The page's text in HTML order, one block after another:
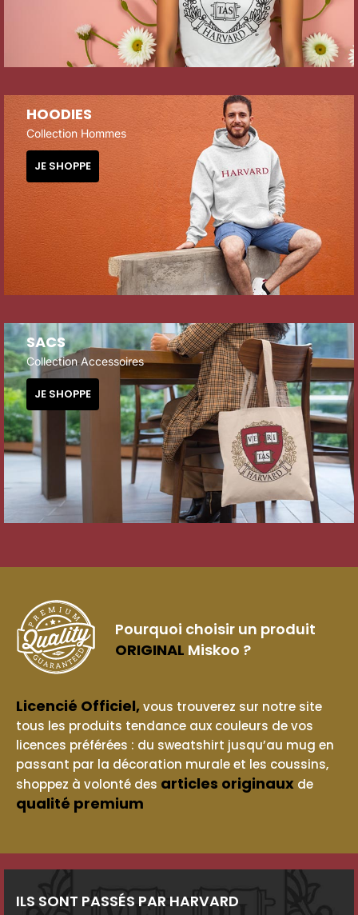
HOODIES
Collection Hommes
JE SHOPPE
SACS
Collection Accessoires
JE SHOPPE
Pourquoi choisir un produit
ORIGINAL Miskoo ?
Licencié Officiel,vous trouverez sur notre site
tous les produits tendance aux couleurs de vos
licences préférées : du sweatshirt jusqu’au mug en
passant par la décoration murale et les coussins,
shoppez à volonté des articles originaux de
qualité premium
ILS SONT PASSÉS PAR HARVARD